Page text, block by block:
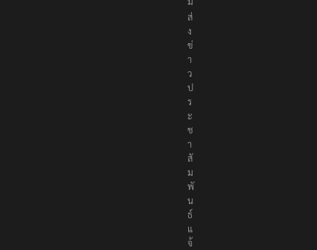
ส่
ง
ข่
า
ว
ป
ร
ะ
ช
า
สั
ม
พั
น
ธ์
แ
จ้